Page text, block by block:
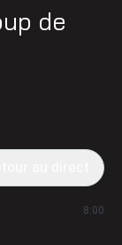
de
8:00